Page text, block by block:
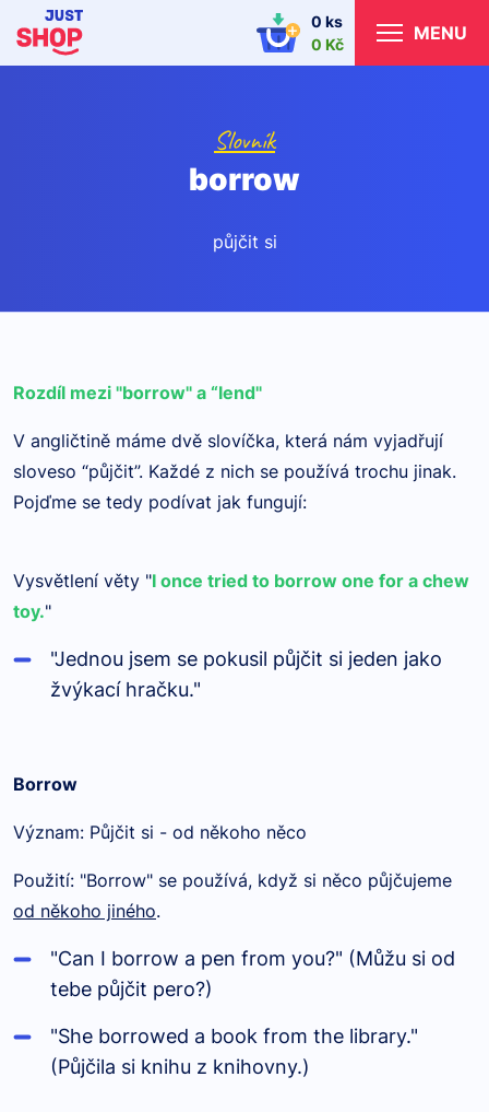
0 ks
0 Kč
MENU
Slovník
borrow
půjčit si
Rozdíl mezi "borrow" a “lend"
V angličtině máme dvě slovíčka, která nám vyjadřují
sloveso “půjčit”. Každé z nich se používá trochu jinak.
Pojďme se tedy podívat jak fungují:
Vysvětlení věty "I once tried to borrow one for a chew
toy."
"Jednou jsem se pokusil půjčit si jeden jako
žvýkací hračku."
Borrow
Význam: Půjčit si - od někoho něco
Použití: "Borrow" se používá, když si něco půjčujeme
od někoho jiného.
"Can I borrow a pen from you?" (Můžu si od
tebe půjčit pero?)
"She borrowed a book from the library."
(Půjčila si knihu z knihovny.)